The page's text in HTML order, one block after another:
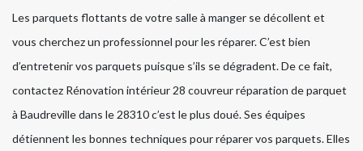
Les parquets flottants de votre salle à manger se décollent et
vous cherchez un professionnel pour les réparer. C’est bien
d’entretenir vos parquets puisque s’ils se dégradent. De ce fait,
contactez Rénovation intérieur 28 couvreur réparation de parquet
à Baudreville dans le 28310 c’est le plus doué. Ses équipes
détiennent les bonnes techniques pour réparer vos parquets. Elles